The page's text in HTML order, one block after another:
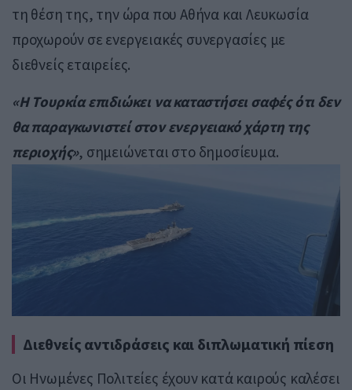
τη θέση της, την ώρα που Αθήνα και Λευκωσία
προχωρούν σε ενεργειακές συνεργασίες με
διεθνείς εταιρείες.
«Η Τουρκία επιδιώκει να καταστήσει σαφές ότι δεν
θα παραγκωνιστεί στον ενεργειακό χάρτη της
περιοχής», σημειώνεται στο δημοσίευμα.
Διεθνείς αντιδράσεις και διπλωματική πίεση
Οι Ηνωμένες Πολιτείες έχουν κατά καιρούς καλέσει